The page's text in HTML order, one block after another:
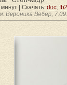
| Скачать: doc, fb2
Вероника Вебер,